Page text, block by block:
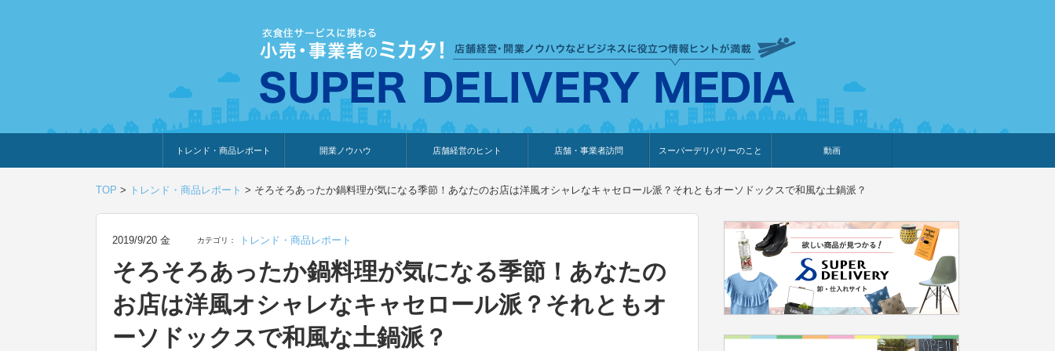
トレンド・商品レポート
トレンド・特集
人気ランキング
出展企業のおすすめ
商品体験・レビュー
暮らしの提案
開業ノウハウ
開業までの道のり
開業知識・情報
店舗経営のヒント
ウェブ集客・販売促進
仕入れ
展示会情報
接客・販売
知識情報
販促カレンダー
集客・販売促進
店舗・事業者訪問
アパレル店
カフェ・飲食店
ペットサロン
メーカー
他の業種
美容サロン
薬局
観光・ホテル旅館宿泊業
雑貨店
食料品店
スーパーデリバリーのこと
SD export
お知らせ
イベント・プレゼント企画
セミナー・調査レポート
体験型イベント・動画告知
外部メディア掲載
新規出展メーカー
動画
ライブコマース
TOP > トレンド・商品レポート > そろそろあったか鍋料理が気になる季節！あなたのお店は洋風オシャレなキャセロール派？それともオーソドックスで和風な土鍋派？
2019/9/20 金 カテゴリ： トレンド・商品レポート
そろそろあったか鍋料理が気になる季節！あなたの
お店は洋風オシャレなキャセロール派？それともオ
ーソドックスで和風な土鍋派？